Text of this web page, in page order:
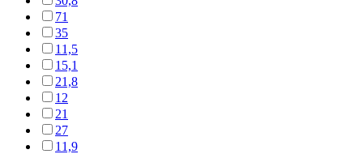
71
35
11,5
15,1
21,8
12
21
27
11,9